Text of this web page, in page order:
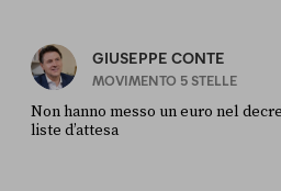
GIUSEPPE CONTE
MOVIMENTO 5 STELLE
Non hanno messo un euro nel
liste d’attesa